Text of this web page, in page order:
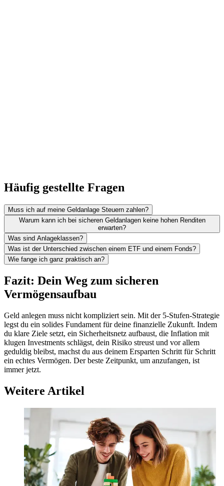
Häufig gestellte Fragen
Muss ich auf meine Geldanlage Steuern zahlen?
Warum kann ich bei sicheren Geldanlagen keine hohen Renditen
erwarten?
Was sind Anlageklassen?
Was ist der Unterschied zwischen einem ETF und einem Fonds?
Wie fange ich ganz praktisch an?
Fazit: Dein Weg zum sicheren
Vermögensaufbau
Geld anlegen muss nicht kompliziert sein. Mit der 5-Stufen-Strategie
legst du ein solides Fundament für deine finanzielle Zukunft. Indem
du klare Ziele setzt, ein Sicherheitsnetz aufbaust, die Inflation mit
klugen Investments schlägst, dein Risiko streust und vor allem
geduldig bleibst, machst du aus deinem Ersparten Schritt für Schritt
ein echtes Vermögen. Der beste Zeitpunkt, um anzufangen, ist
immer jetzt.
Weitere Artikel